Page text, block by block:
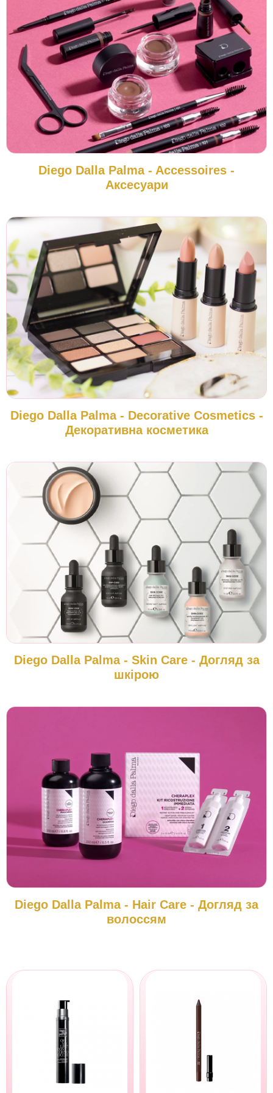
Diego Dalla Palma - Accessoires -
Аксесуари
Diego Dalla Palma - Decorative Cosmetics -
Декоративна косметика
Diego Dalla Palma - Skin Care - Догляд за
шкірою
Diego Dalla Palma - Hair Care - Догляд за
волоссям